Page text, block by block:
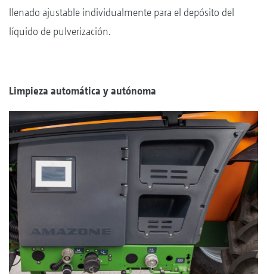
llenado ajustable individualmente para el depósito del
líquido de pulverización.
Limpieza automática y autónoma